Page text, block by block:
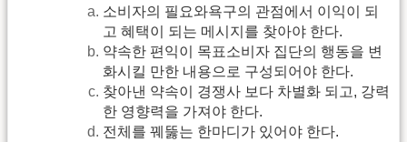
소비자의 필요와욕구의 관점에서 이익이 되
고 혜택이 되는 메시지를 찾아야 한다.
약속한 편익이 목표소비자 집단의 행동을 변
화시킬 만한 내용으로 구성되어야 한다.
찾아낸 약속이 경쟁사 보다 차별화 되고, 강력
한 영향력을 가져야 한다.
전체를 꿰뚫는 한마디가 있어야 한다.